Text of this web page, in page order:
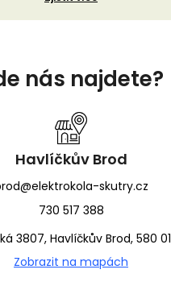
nás najdete?
Havlíčkův Brod
skutry.cz
730 517 388
3807, Havlíčkův Brod, 580 01
Zobrazit na mapách